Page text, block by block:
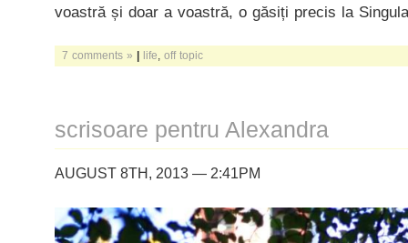
voastră și doar a voastră, o găsiți precis la
7 comments » | life off topic
scrisoare pentru Alexandra
AUGUST 8TH, 2013 — 2:41PM